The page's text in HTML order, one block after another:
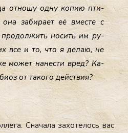
от­но­шу од­ну ко­пию пти­
за­бира­ет её вмес­те с
но­сить им ру­
все и то, что я де­лаю, не
мо­жет на­нес­ти вред? Ка­
от та­кого дей­ствия?
Сна­чала за­хоте­лось вас